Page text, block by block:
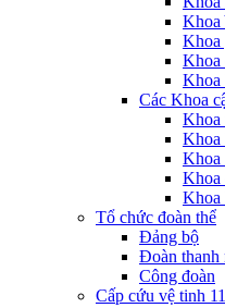
Khoa
Khoa
Khoa
Khoa
Các Khoa
Khoa
Khoa
Khoa
Khoa
Khoa
Tổ chức đoàn thể
Đảng bộ
Đoàn thanh
Công đoàn
Cấp cứu vệ tinh